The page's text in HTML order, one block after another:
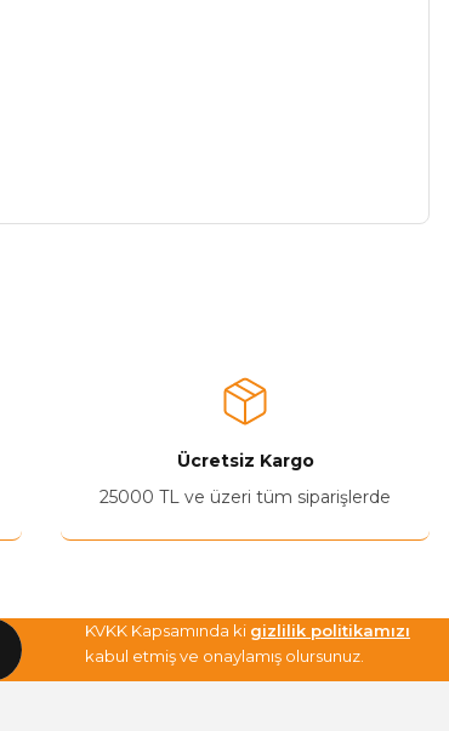
Ücretsiz Kargo
25000 TL ve üzeri tüm siparişlerde
KVKK Kapsamında ki gizlilik politikamızı
kabul etmiş ve onaylamış olursunuz.